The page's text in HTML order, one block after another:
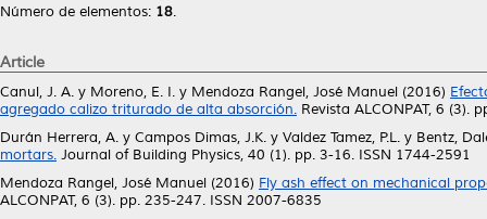
Número de elementos: 18.
Article
Canul, J. A. y Moreno, E. I. y Mendoza Rangel, José Manuel (2016)
agregado calizo triturado de alta absorción. Revista ALCONPAT, 6 (3).
Durán Herrera, A. y Campos Dimas, J.K. y Valdez Tamez, P.L. y Bentz,
mortars. Journal of Building Physics, 40 (1). pp. 3-16. ISSN 1744-2591
Mendoza Rangel, José Manuel (2016) Fly ash effect on mechanical
ALCONPAT, 6 (3). pp. 235-247. ISSN 2007-6835